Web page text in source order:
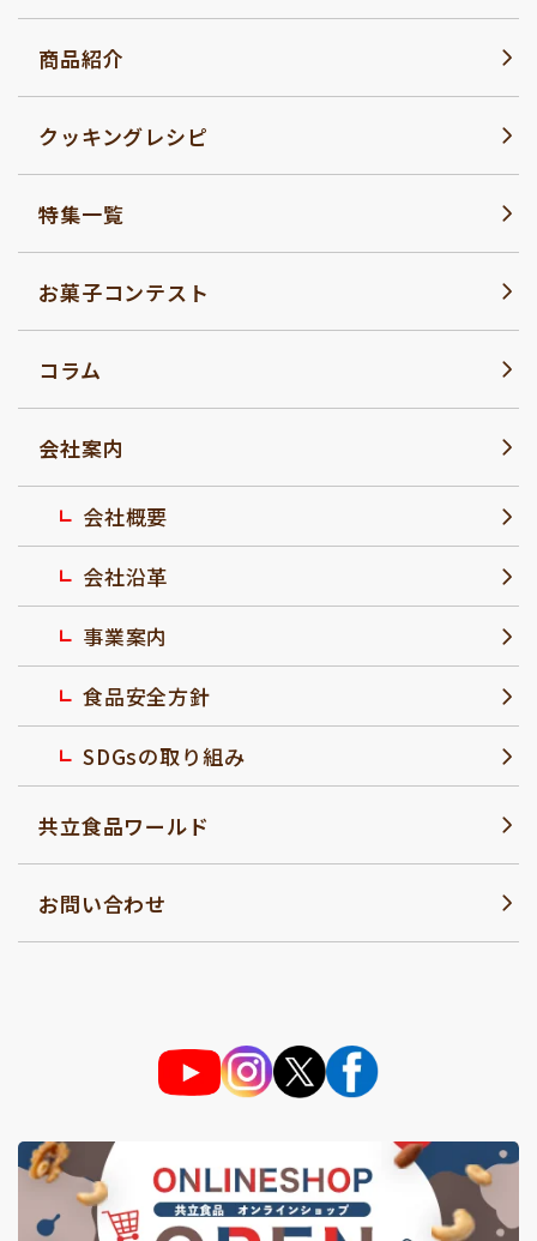
商品紹介
クッキングレシピ
特集一覧
お菓子コンテスト
コラム
会社案内
会社概要
会社沿革
事業案内
食品安全方針
SDGsの取り組み
共立食品ワールド
お問い合わせ